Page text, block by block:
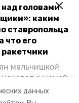
данных
головами
каким
ставропольца
что его
мальчишкой
с мамой
заняли их
после
в России